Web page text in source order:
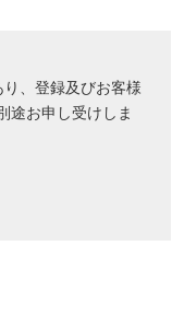
、登録及びお客様
途お申し受けしま